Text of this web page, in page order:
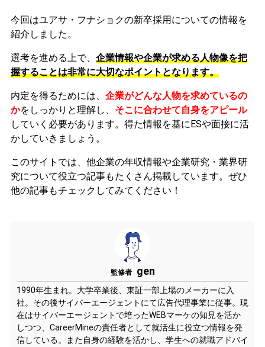
今回はユアサ・フナショクの新卒採用についての情報を
紹介しました。
選考を進める上で、 企業情報や企業が求める人物像を把
握することは非常に大切なポイントとなります。
内定を得るためには、 企業がどんな人物を求めているの
かをしっかりと理解し、 そこに合わせて自身をアピール
していく必要があります。 得た情報を基にESや面接に活
かしていきましょう。
このサイトでは、他企業の年収情報や企業研究・業界研
究について役立つ記事もたくさん掲載しています。ぜひ
他の記事もチェックしてみてください！
監修者 gen
1990年生まれ。大学卒業後、東証一部上場のメーカーに入
社。その後サイバーエージェントにて広告代理事業に従事。現
在はサイバーエージェントで培ったWEBマーケの知見を活か
しつつ、CareerMineの責任者として就活生に役立つ情報を発
信している。また自身の経験を活かし、学生への就職アドバイ